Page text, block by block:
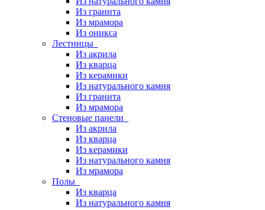
Из гранита
Из мрамора
Из оникса
Лестницы
Из акрила
Из кварца
Из керамики
Из натурального камня
Из гранита
Из мрамора
Стеновые панели
Из акрила
Из кварца
Из керамики
Из натурального камня
Из мрамора
Полы
Из кварца
Из натурального камня